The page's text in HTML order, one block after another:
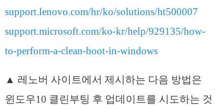
support.lenovo.com/hr/ko/solutions/ht500007
support.microsoft.com/ko-kr/help/929135/how-
to-perform-a-clean-boot-in-windows
▲ 레노버 사이트에서 제시하는 다음 방법은
윈도우10 클린부팅 후 업데이트를 시도하는 것